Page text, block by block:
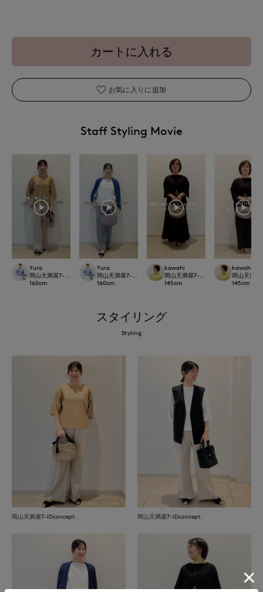
カートに入れる
お気に入りに追加
Staff Styling Movie
Yura
岡山天満屋7-IDconcept.
160cm
Yura
岡山天満屋7-IDconcept.
160cm
kawahi
岡山天満屋7-IDconcept.
145cm
kawahi
岡山天満
145cm
スタイリング
Styling
岡山天満屋7-IDconcept. 岡山天満屋7-IDconcept.